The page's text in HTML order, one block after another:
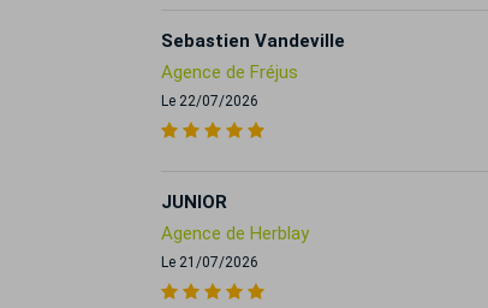
Sebastien Vandeville
Agence de Fréjus
Le 22/07/2026
JUNIOR
Agence de Herblay
Le 21/07/2026